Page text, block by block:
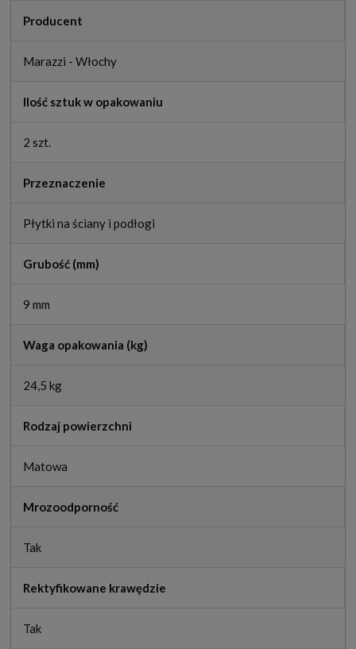
Producent
Marazzi - Włochy
Ilość sztuk w opakowaniu
2 szt.
Przeznaczenie
Płytki na ściany i podłogi
Grubość (mm)
9 mm
Waga opakowania (kg)
24,5 kg
Rodzaj powierzchni
Matowa
Mrozoodporność
Tak
Rektyfikowane krawędzie
Tak